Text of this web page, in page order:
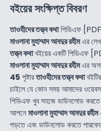
বইয়ের সংক্ষিপ্ত বিবরণ
তাওহীদের তত্ত্ব কথাপিডিএফ
মাওলানা মুহাম্মাদ আবদুর রহীমএর
তত্ত্ব কথাবইয়ের একটি পিডিএফ
মাওলানা মুহাম্মাদ আবদুর রহীমএর
45 পৃষ্টারতাওহীদের তত্ত্ব কথা
চাইলে যে কোন সময় আমাদের
পিডিএফ খুব সহজে ডাউনলোড করতে
আপনেমাওলানা মুহাম্মাদ আবদুর রহীম
পড়তে এবং ডাউনলোড করতে